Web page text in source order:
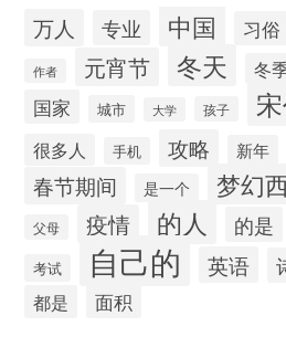
万人 专业 中国 习俗
作者 元宵节 冬天 冬
国家 城市 大学 孩子
很多人 手机 攻略 新年
春节期间 是一个 梦幻
父母 疫情 的人 的是
考试 自己的 英语
都是 面积